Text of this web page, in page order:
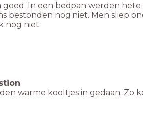
goed. In een bedpan werden
bestonden nog niet. Men sliep
nog niet.
warme kooltjes in gedaan. Zo